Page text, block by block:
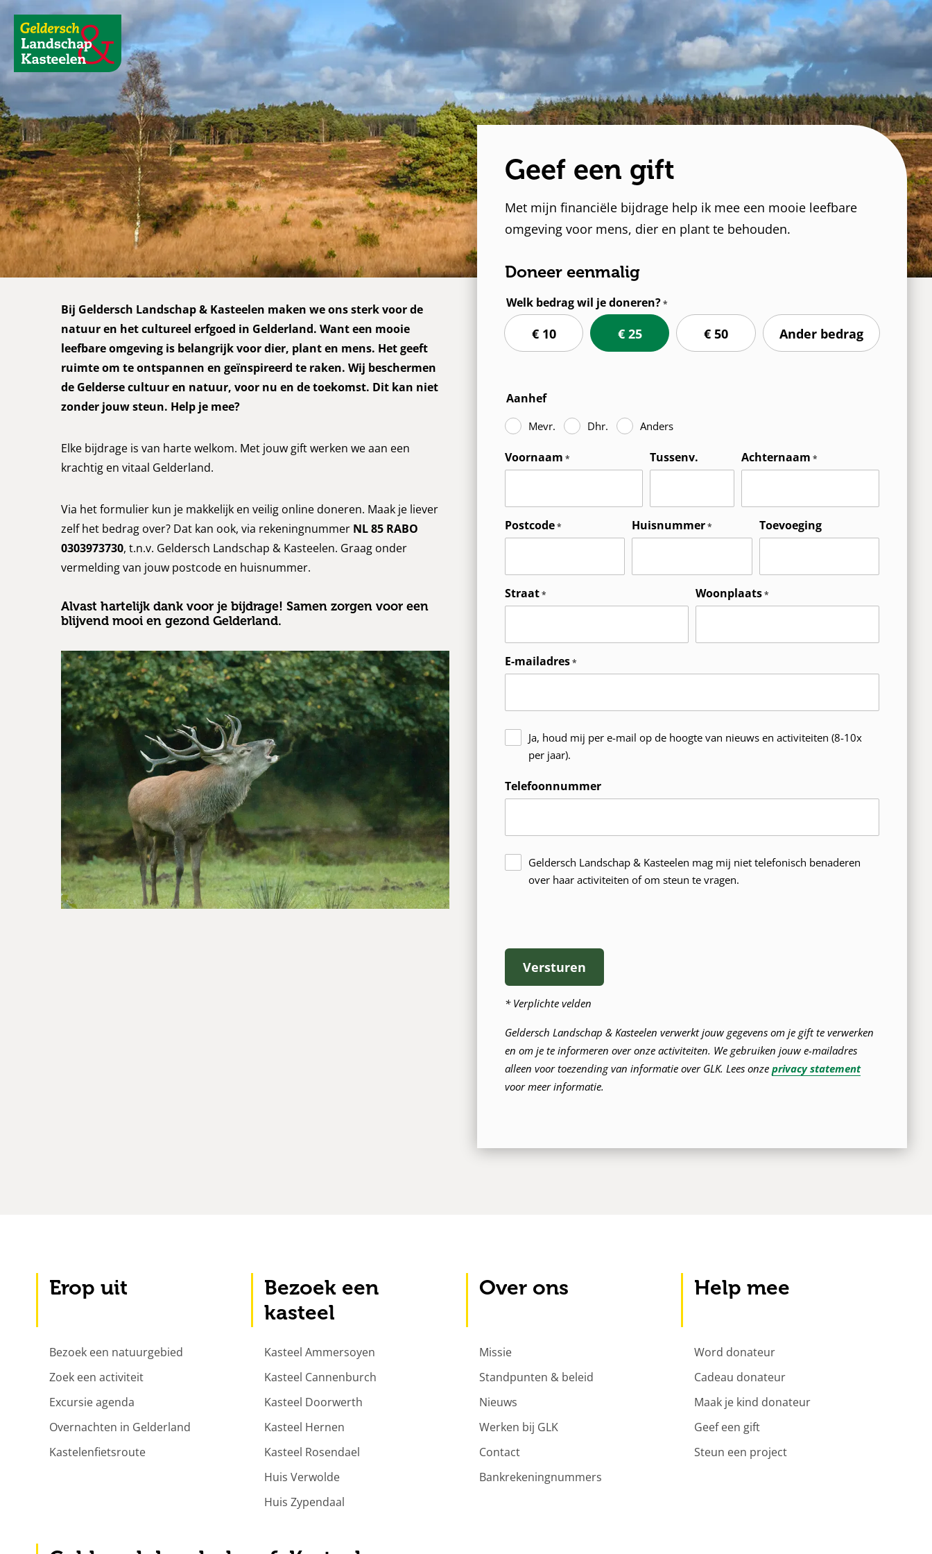
Geldersch
Landschap
en
Kasteelen
Bij Geldersch Landschap & Kasteelen maken we ons sterk voor de
natuur en het cultureel erfgoed in Gelderland. Want een mooie
leefbare omgeving is belangrijk voor dier, plant en mens. Het geeft
ruimte om te ontspannen en geïnspireerd te raken. Wij beschermen
de Gelderse cultuur en natuur, voor nu en de toekomst. Dit kan niet
zonder jouw steun. Help je mee?
Elke bijdrage is van harte welkom. Met jouw gift werken we aan een
krachtig en vitaal Gelderland.
Via het formulier kun je makkelijk en veilig online doneren. Maak je liever
zelf het bedrag over? Dat kan ook, via rekeningnummer NL 85 RABO
0303973730, t.n.v. Geldersch Landschap & Kasteelen. Graag onder
vermelding van jouw postcode en huisnummer.
Alvast hartelijk dank voor je bijdrage! Samen zorgen voor een
blijvend mooi en gezond Gelderland.
Geef een gift
Met mijn financiële bijdrage help ik mee een mooie leefbare
omgeving voor mens, dier en plant te behouden.
Doneer eenmalig
Welk bedrag wil je doneren?
€ 10 € 25 € 50 Ander bedrag
Aanhef
Mevr. Dhr. Anders
Voornaam Tussenv. Achternaam
Postcode Huisnummer Toevoeging
Straat Woonplaats
E-mailadres
Ja, houd mij per e-mail op de hoogte van nieuws en activiteiten (8-10x
per jaar).
Telefoonnummer
Geldersch Landschap & Kasteelen mag mij niet telefonisch benaderen
over haar activiteiten of om steun te vragen.
betalen?
Versturen
* Verplichte velden
Geldersch Landschap & Kasteelen verwerkt jouw gegevens om je gift te verwerken
en om je te informeren over onze activiteiten. We gebruiken jouw e-mailadres
alleen voor toezending van informatie over GLK. Lees onze privacy statement
voor meer informatie.
Erop uit
Bezoek een natuurgebied
Zoek een activiteit
Excursie agenda
Overnachten in Gelderland
Kastelenfietsroute
Bezoek een
kasteel
Kasteel Ammersoyen
Kasteel Cannenburch
Kasteel Doorwerth
Kasteel Hernen
Kasteel Rosendael
Huis Verwolde
Huis Zypendaal
Over ons
Missie
Standpunten & beleid
Nieuws
Werken bij GLK
Contact
Bankrekeningnummers
Help mee
Word donateur
Cadeau donateur
Maak je kind donateur
Geef een gift
Steun een project